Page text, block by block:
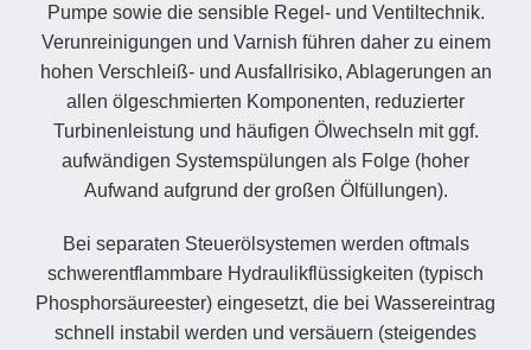
Pumpe sowie die sensible Regel- und Ventiltechnik.
Verunreinigungen und Varnish führen daher zu einem
hohen Verschleiß- und Ausfallrisiko, Ablagerungen an
allen ölgeschmierten Komponenten, reduzierter
Turbinenleistung und häufigen Ölwechseln mit ggf.
aufwändigen Systemspülungen als Folge (hoher
Aufwand aufgrund der großen Ölfüllungen).
Bei separaten Steuerölsystemen werden oftmals
schwerentflammbare Hydraulikflüssigkeiten (typisch
Phosphorsäureester) eingesetzt, die bei Wassereintrag
schnell instabil werden und versäuern (steigendes